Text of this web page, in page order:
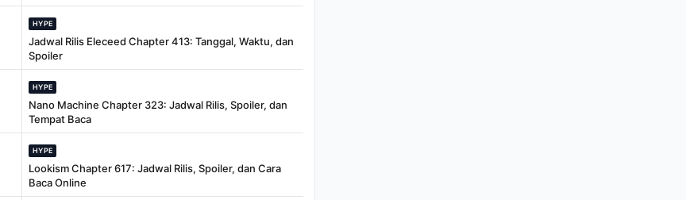
HYPE
Jadwal Rilis Eleceed Chapter 413: Tanggal, Waktu, dan
Spoiler
HYPE
Nano Machine Chapter 323: Jadwal Rilis, Spoiler, dan
Tempat Baca
HYPE
Lookism Chapter 617: Jadwal Rilis, Spoiler, dan Cara
Baca Online